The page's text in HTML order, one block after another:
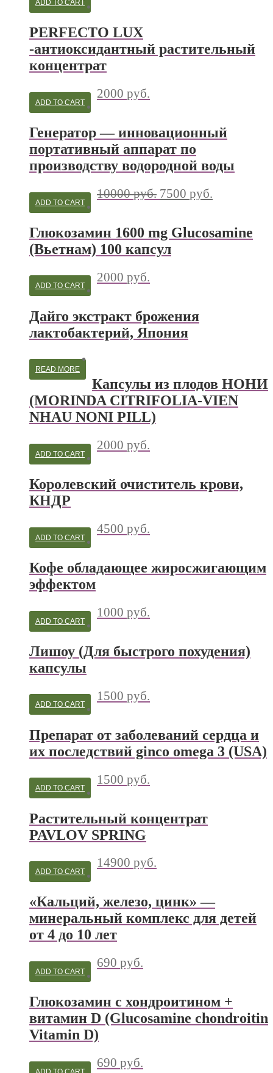
ADD TO CART
PERFECTO LUX
-антиоксидантный растительный
концентрат
2000 руб.
ADD TO CART
Генератор — инновационный
портативный аппарат по
производству водородной воды
10000руб. 7500 руб.
ADD TO CART
Глюкозамин 1600 mg Glucosamine
(Вьетнам) 100 капсул
2000 руб.
ADD TO CART
Дайго экстракт брожения
лактобактерий, Япония
READ MORE
Капсулы из плодов НОНИ
(MORINDA CITRIFOLIA-VIEN
NHAU NONI PILL)
2000 руб.
ADD TO CART
Королевский очиститель крови,
КНДР
4500 руб.
ADD TO CART
Кофе обладающее жиросжигающим
эффектом
1000 руб.
ADD TO CART
Лишоу (Для быстрого похудения)
капсулы
1500 руб.
ADD TO CART
Препарат от заболеваний сердца и
их последствий ginco omega 3 (USA)
1500 руб.
ADD TO CART
Растительный концентрат
PAVLOV SPRING
14900 руб.
ADD TO CART
«Кальций, железо, цинк» —
минеральный комплекс для детей
от 4 до 10 лет
690 руб.
ADD TO CART
Глюкозамин с хондроитином +
витамин D (Glucosamine chondroitin
Vitamin D)
690 руб.